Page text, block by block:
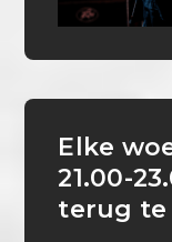
Elke
21.00-
terug te